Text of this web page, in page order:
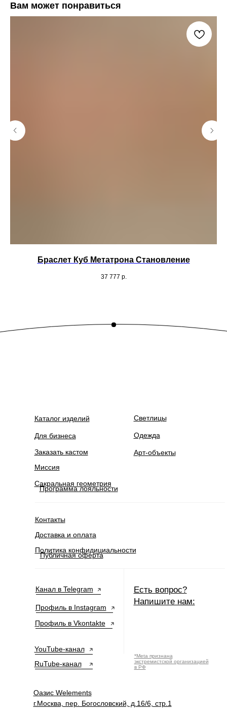
Вам может понравиться
Браслет Куб Метатрона Становление
37 777 р.
Каталог изделий
Оазис Welements
г.Москва, пер. Богословский, д.16/6, стр.1
Для бизнеса
Сакральная геометрия
Программа лояльности
Одежда
Политика конфидициальности
Публичная оферта
Доставка и оплата
Миссия
Арт-объекты
Заказать кастом
Контакты
Профиль в Instagram
Профиль в Vkontakte
*Meta признана
экстремистской организацией
в РФ
Есть вопрос?
Напишите нам:
Канал в Telegram
RuTube-канал
YouTube-канал
Светлицы